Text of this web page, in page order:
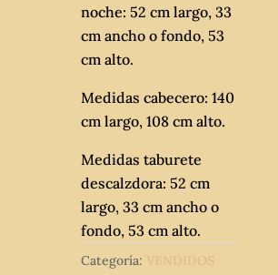
noche: 52 cm largo, 33
cm ancho o fondo, 53
cm alto.
Medidas cabecero: 140
cm largo, 108 cm alto.
Medidas taburete
descalzdora: 52 cm
largo, 33 cm ancho o
fondo, 53 cm alto.
Categoría: VENDIDOS